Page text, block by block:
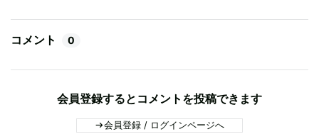
コメント 0
会員登録するとコメントを投稿できます
会員登録 / ログインページへ